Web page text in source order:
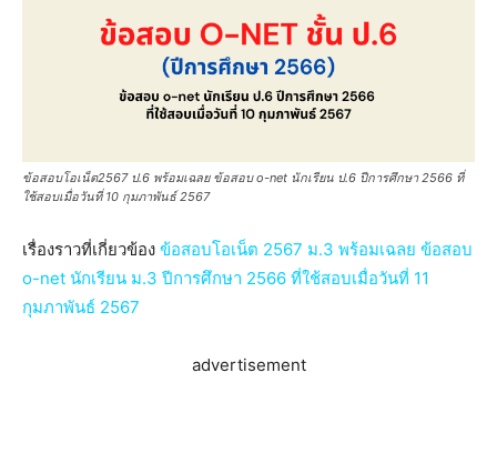
ข้อสอบโอเน็ต2567 ป.6 พร้อมเฉลย ข้อสอบ o-net นักเรียน ป.6 ปีการศึกษา 2566 ที่
ใช้สอบเมื่อวันที่ 10 กุมภาพันธ์ 2567
เรื่องราวที่เกี่ยวข้อง ข้อสอบโอเน็ต 2567 ม.3 พร้อมเฉลย ข้อสอบ
o-net นักเรียน ม.3 ปีการศึกษา 2566 ที่ใช้สอบเมื่อวันที่ 11
กุมภาพันธ์ 2567
advertisement